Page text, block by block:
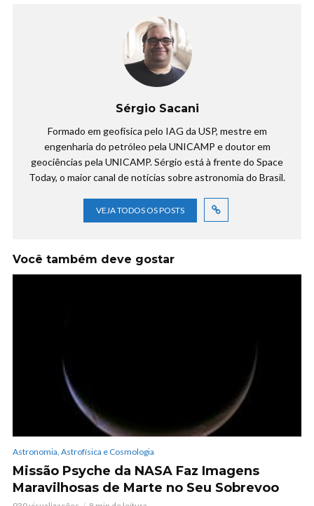
Sérgio Sacani
Formado em geofísica pelo IAG da USP, mestre em
engenharia do petróleo pela UNICAMP e doutor em
geociências pela UNICAMP. Sérgio está à frente do Space
Today, o maior canal de notícias sobre astronomia do Brasil.
VEJA TODOS OS POSTS
Você também deve gostar
Astronomia, Astrofísica e Cosmologia
Missão Psyche da NASA Faz Imagens
Maravilhosas de Marte no Seu Sobrevoo